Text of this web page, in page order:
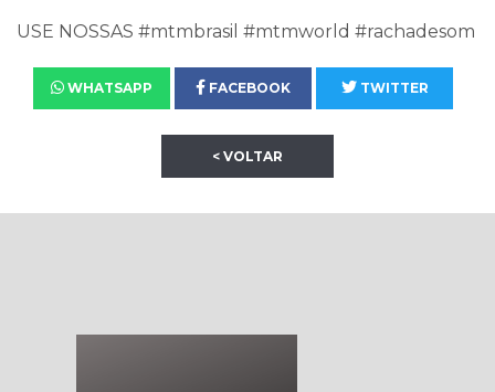
USE NOSSAS #mtmbrasil #mtmworld #rachadesom
WHATSAPP FACEBOOK TWITTER
< VOLTAR